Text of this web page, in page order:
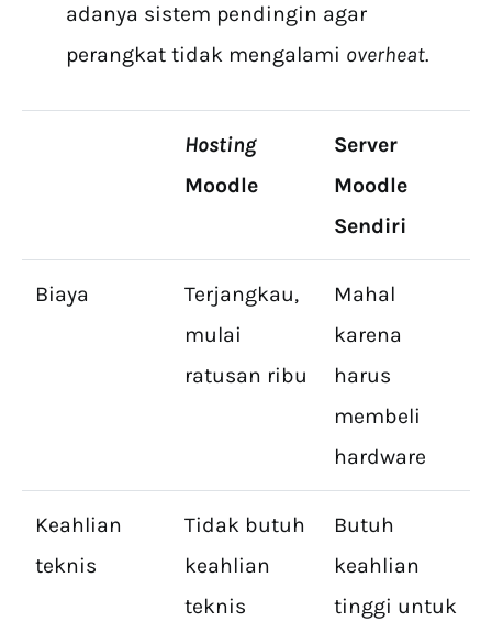
adanya sistem pendingin agar
perangkat tidak mengalami overheat.
Hosting
Moodle
Server
Moodle
Sendiri
Biaya
Terjangkau,
mulai
ratusan ribu
Mahal
karena
harus
membeli
hardware
Keahlian
teknis
Tidak butuh
keahlian
teknis
Butuh
keahlian
tinggi untuk